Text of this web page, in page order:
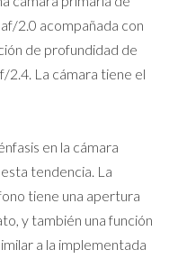
2.0 acompañada con
de profundidad de
2.4. La cámara tiene el
en la cámara
tendencia. La
tiene una apertura
y también una función
a la implementada